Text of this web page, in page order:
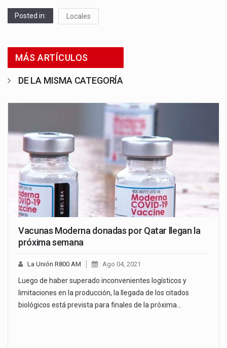
Posted in: Locales
MÁS ARTÍCULOS
DE LA MISMA CATEGORÍA
Vacunas Moderna donadas por Qatar llegan la
próxima semana
La Unión R800 AM Ago 04, 2021
Luego de haber superado inconvenientes logísticos y
limitaciones en la producción, la llegada de los citados
biológicos está prevista para finales de la próxima…